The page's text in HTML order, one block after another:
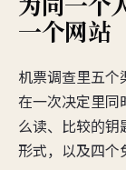
一个网站
机票调查里五
在一次决定里同
么读、比较的钥
形式，以及四个